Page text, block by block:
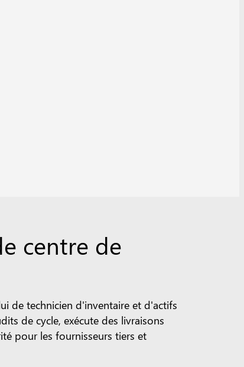
centre de
de technicien d'inventaire et d'actifs
de cycle, exécute des livraisons
pour les fournisseurs tiers et